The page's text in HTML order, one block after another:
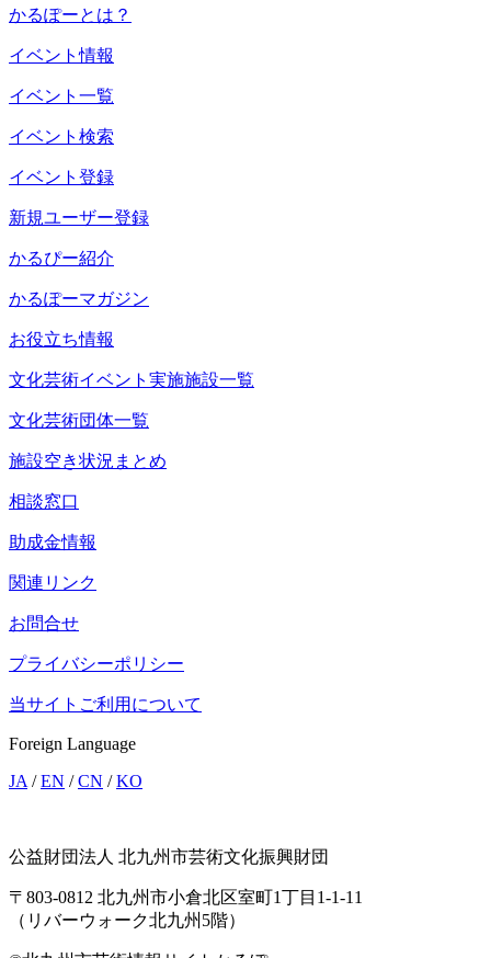
かるぽーとは？
イベント情報
イベント一覧
イベント検索
イベント登録
新規ユーザー登録
かるぴー紹介
かるぽーマガジン
お役立ち情報
文化芸術イベント実施施設一覧
文化芸術団体一覧
施設空き状況まとめ
相談窓口
助成金情報
関連リンク
お問合せ
プライバシーポリシー
当サイトご利用について
Foreign Language
JA /EN /CN /KO
公益財団法人 北九州市芸術文化振興財団
〒803-0812 北九州市小倉北区室町1丁目1-1-11
（リバーウォーク北九州5階）